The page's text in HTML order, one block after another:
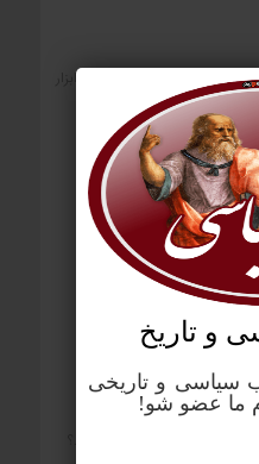
و تل‌آویو؛ «آلترناتیو» یا «ابزار
سیاسی؛ چگونه فاتحان نام
تا ایالات متحده
و تاریخ
سیاسی و تاریخی
ما عضو شو!